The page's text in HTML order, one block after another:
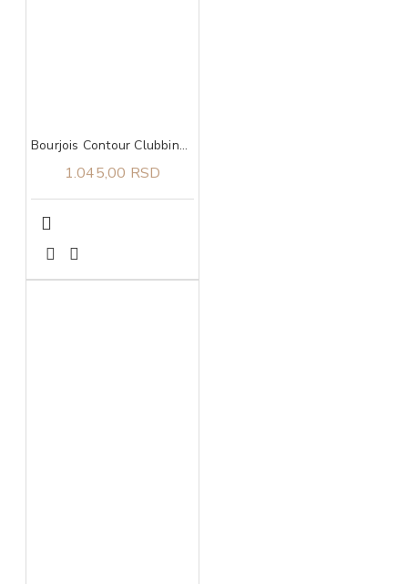
Bourjois Contour Clubbing 24h vodootporna 46 olovka za oči
1.045,00 RSD